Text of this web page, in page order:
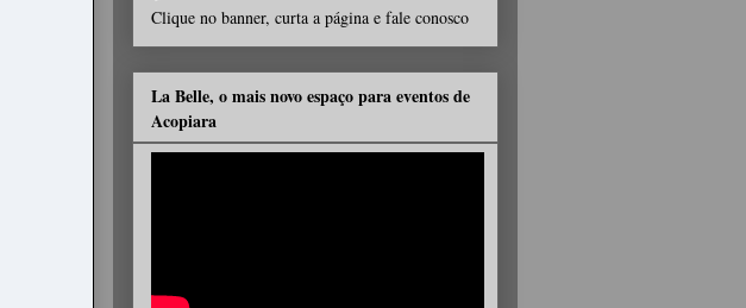
Clique no banner, curta a página e fale conosco
La Belle, o mais novo espaço para eventos de
Acopiara